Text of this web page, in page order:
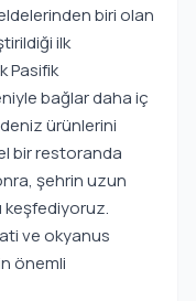
biri olan
ilk
Pasifik
bağlar daha iç
ürünlerini
bir restoranda
şehrin uzun
keşfediyoruz.
ve okyanus
önemli